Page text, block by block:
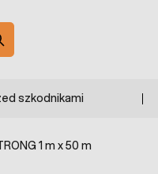
szkodnikami
1 m x 50 m